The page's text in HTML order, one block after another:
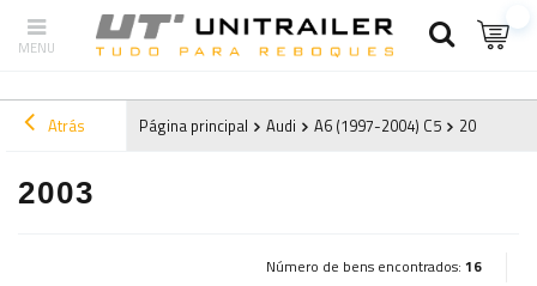
Atrás Página principal Audi A6 (1997-2004) C5 2003
2003
Número de bens encontrados: 16